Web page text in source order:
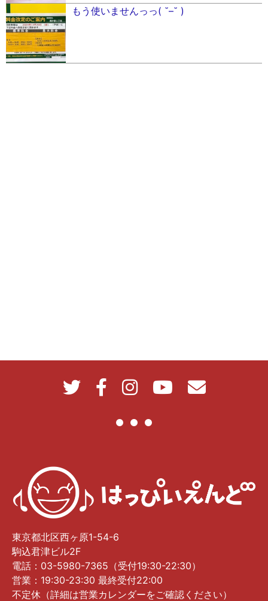
もう使いませんっっ( ˘–˘ )
東京都北区西ヶ原1-54-6
駒込君津ビル2F
電話：03-5980-7365（受付19:30-22:30）
営業：19:30-23:30 最終受付22:00
不定休（詳細は営業カレンダーをご確認ください）